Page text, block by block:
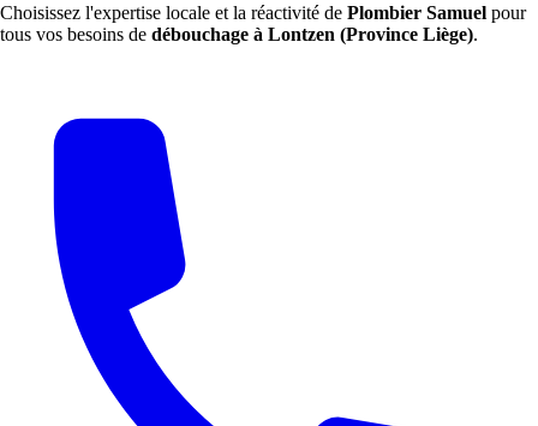
Choisissez l'expertise locale et la réactivité de Plombier Samuel pour
tous vos besoins de débouchage à Lontzen (Province Liège).